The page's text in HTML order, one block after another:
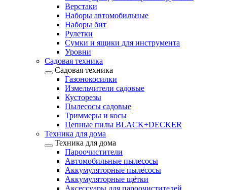
Верстаки
Наборы автомобильные
Наборы бит
Рулетки
Сумки и ящики для инструмента
Уровни
Садовая техника
Садовая техника
Газонокосилки
Измельчители садовые
Кусторезы
Пылесосы садовые
Триммеры и косы
Цепные пилы BLACK+DECKER
Техника для дома
Техника для дома
Пароочистители
Автомобильные пылесосы
Аккумуляторные пылесосы
Аккумуляторные щётки
Аксессуары для пароочистителей